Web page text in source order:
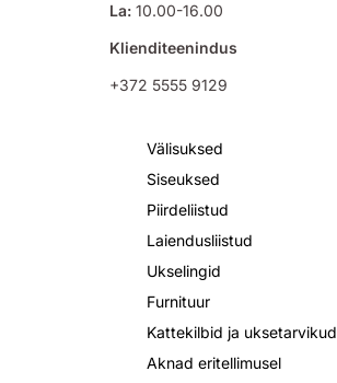
La:10.00-16.00
Klienditeenindus
+372 5555 9129
Välisuksed
Siseuksed
Piirdeliistud
Laiendusliistud
Ukselingid
Furnituur
Kattekilbid ja uksetarvikud
Aknad eritellimusel